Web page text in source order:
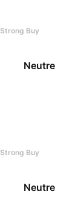
Strong Buy
Neutre
Strong Buy
Neutre